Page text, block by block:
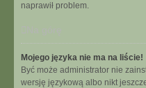
naprawił problem.
Mojego języka nie ma na liście!
Być może administrator nie
wersję językową albo nikt